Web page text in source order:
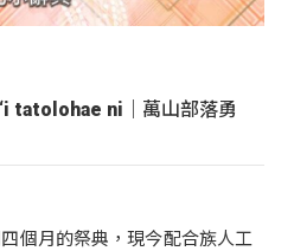
‘i tatolohae ni｜萬山部落勇
個月的祭典，現今配合族人工